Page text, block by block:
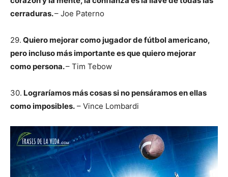
cerraduras.– Joe Paterno
29. Quiero mejorar como jugador de fútbol americano,
pero incluso más importante es que quiero mejorar
como persona.– Tim Tebow
30. Lograríamos más cosas si no pensáramos en ellas
como imposibles. – Vince Lombardi